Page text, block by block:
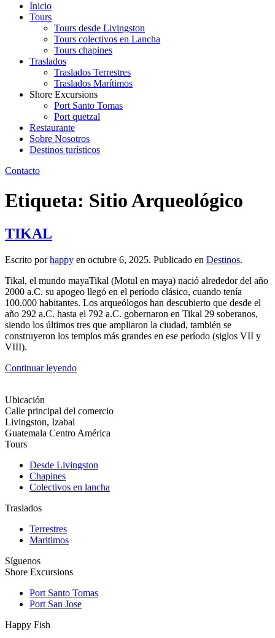
Inicio
Tours
Tours desde Livingston
Tours colectivos en Lancha
Tours chapines
Traslados
Traslados Terrestres
Traslados Marítimos
Shore Excursions
Port Santo Tomas
Port quetzal
Restaurante
Sobre Nosotros
Destinos turísticos
Contacto
Etiqueta: Sitio Arqueológico
TIKAL
Escrito porhappy en octubre 6, 2025. Publicado en Destinos.
Tikal, el mundo mayaTikal (Motul en maya) nació alrededor del año
2000 a.C. su apogeo llegó en el período clásico, cuando tenía
100.000 habitantes. Los arqueólogos han descubierto que desde el
año 292 a.C. hasta el 792 a.C. gobernaron en Tikal 29 soberanos,
siendo los últimos tres que ampliaron la ciudad, también se
construyeron los templos más grandes en ese período (siglos VII y
VIII).
Continuar leyendo
Ubicación
Calle principal del comercio
Livingston, Izabal
Guatemala Centro América
Tours
Desde Livingston
Chapines
Colectivos en lancha
Traslados
Terrestres
Maritimos
Síguenos
Shore Excursions
Port Santo Tomas
Port San Jose
Happy Fish